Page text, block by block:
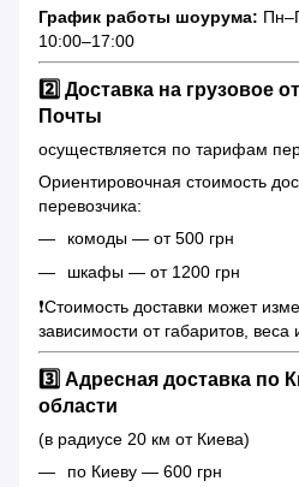
График работы шоурума:
10:00–17:00
2️⃣ Доставка на грузовое
Почты
осуществляется по тарифам
Ориентировочная стоимость
перевозчика:
комоды — от 500 грн
шкафы — от 1200 грн
❗️Стоимость доставки может
зависимости от габаритов, веса
3️⃣ Адресная доставка по
области
(в радиусе 20 км от Киева)
по Киеву — 600 грн